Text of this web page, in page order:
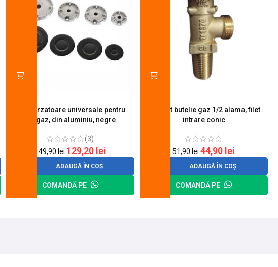
Set 4 arzatoare universale pentru
aragaz, din aluminiu, negre
(3)
149,90lei 129,20 lei
ADAUGĂ ÎN COȘ
COMANDĂ PE
Robinet butelie gaz 1/2 alama, filet
intrare conic
51,90lei44,90 lei
ADAUGĂ ÎN COȘ
COMANDĂ PE